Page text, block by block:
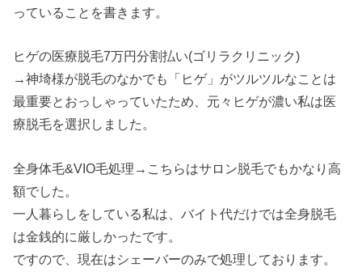
っていることを書きます。
ヒゲの医療脱毛7万円分割払い(ゴリラクリニック)
→神埼様が脱毛のなかでも「ヒゲ」がツルツルなことは
最重要とおっしゃっていたため、元々ヒゲが濃い私は医
療脱毛を選択しました。
全身体毛&VIO毛処理→こちらはサロン脱毛でもかなり高
額でした。
一人暮らしをしている私は、バイト代だけでは全身脱毛
は金銭的に厳しかったです。
ですので、現在はシェーバーのみで処理しております。